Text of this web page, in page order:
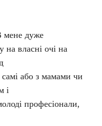
мене дуже
на власні очі на
або з мамами чи
і
професіонали,